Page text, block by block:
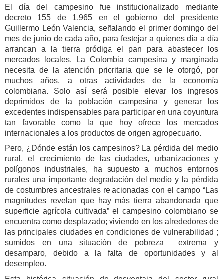
El día del campesino fue institucionalizado mediante
decreto 155 de 1.965 en el gobierno del presidente
Guillermo León Valencia, señalando el primer domingo del
mes de junio de cada año, para festejar a quienes día a día
arrancan a la tierra pródiga el pan para abastecer los
mercados locales. La Colombia campesina y marginada
necesita de la atención prioritaria que se le otorgó, por
muchos años, a otras actividades de la economía
colombiana. Solo así será posible elevar los ingresos
deprimidos de la población campesina y generar los
excedentes indispensables para participar en una coyuntura
tan favorable como la que hoy ofrece los mercados
internacionales a los productos de origen agropecuario.
Pero, ¿Dónde están los campesinos? La pérdida del medio
rural, el crecimiento de las ciudades, urbanizaciones y
polígonos industriales, ha supuesto a muchos entornos
rurales una importante degradación del medio y la pérdida
de costumbres ancestrales relacionadas con el campo “Las
magnitudes revelan que hay más tierra abandonada que
superficie agrícola cultivada” el campesino colombiano se
encuentra como desplazado; viviendo en los alrededores de
las principales ciudades en condiciones de vulnerabilidad ;
sumidos en una situación de pobreza
extrema y
desamparo, debido a la falta de oportunidades y al
desempleo.